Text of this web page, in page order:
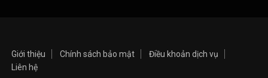
Giới thiệu Chính sách bảo mật
Điều khoản dịch vụ
Liên hệ